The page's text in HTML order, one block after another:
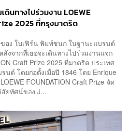
นทางไปร่วมงาน LOEWE
2025 ที่กรุงมาดริด
อง ใบเฟิร์น พิมพ์ชนก ในฐานะแบรนด์
ลังจากที่เธอจะเดินทางไปร่วมงานแจก
Craft Prize 2025 ที่มาดริด ประเทศ
นด์ โดยก่อตั้งเมื่อปี 1846 โดย Enrique
FOUNDATION Craft Prize จัด
สัยทัศน์ของ J...